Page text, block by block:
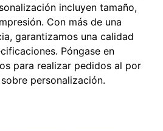
incluyen tamaño,
Con más de una
garantizamos una calidad
Póngase en
para realizar pedidos al por
personalización.